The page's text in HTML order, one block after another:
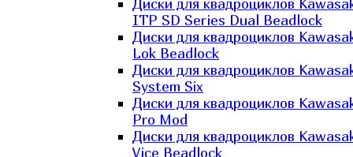
Диски для квадроциклов
ITP SD Series Dual Beadlock
Диски для квадроциклов
Lok Beadlock
Диски для квадроциклов
System Six
Диски для квадроциклов
Pro Mod
Диски для квадроциклов
Vice Beadlock